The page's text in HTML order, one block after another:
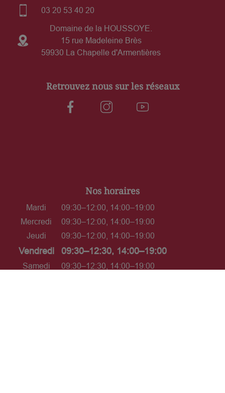
03 20 53 40 20
Domaine de la HOUSSOYE.
15 rue Madeleine Brès
59930 La Chapelle d'Armentières
Retrouvez nous sur les réseaux
Nos horaires
Mardi
09:30–12:00, 14:00–19:00
Mercredi
09:30–12:00, 14:00–19:00
Jeudi
09:30–12:00, 14:00–19:00
Vendredi 09:30–12:30, 14:00–19:00
Samedi
09:30–12:30, 14:00–19:00